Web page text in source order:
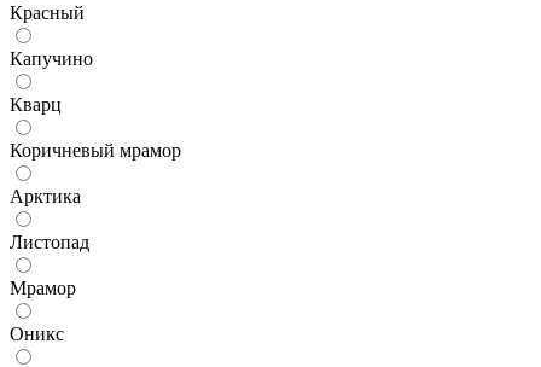
Красный
Капучино
Кварц
Коричневый мрамор
Арктика
Листопад
Мрамор
Оникс